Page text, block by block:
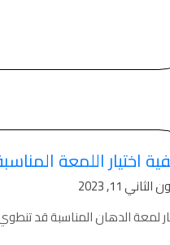
جدران لاصق,
ديكورية
المائية
بناء في الاردن
دهانات القدس
اختيار اللمعة
11, 2023
لمعة الدهان المناسبة قد